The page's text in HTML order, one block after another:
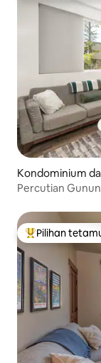
Kondominium
Percutian
Pilihan utama
Pilihan